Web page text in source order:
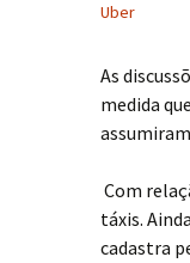
Uber
As
medida
Com
táxis.
cadastra